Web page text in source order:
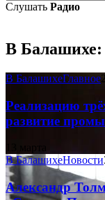
Слушать Радио
В Балашихе:
В БалашихеГлавное
Реализацию
развитие
В БалашихеНовости
Александр